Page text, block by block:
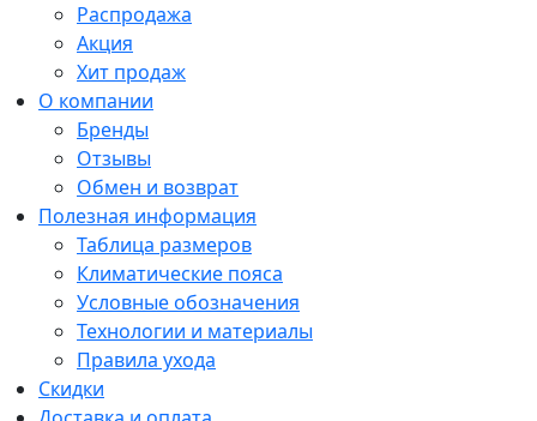
Распродажа
Акция
Хит продаж
О компании
Бренды
Отзывы
Обмен и возврат
Полезная информация
Таблица размеров
Климатические пояса
Условные обозначения
Технологии и материалы
Правила ухода
Скидки